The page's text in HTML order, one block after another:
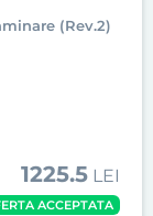
(Rev.2)
1225.5 LEI
ACCEPTATA